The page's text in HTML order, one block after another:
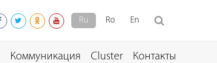
Ru Ro En
Коммуникация Cluster Контакты